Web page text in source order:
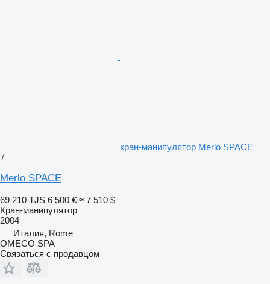
кран-манипулятор Merlo SPACE
7
Merlo SPACE
69 210 TJS 6 500 € ≈ 7 510 $
Кран-манипулятор
2004
Италия, Rome
OMECO SPA
Связаться с продавцом